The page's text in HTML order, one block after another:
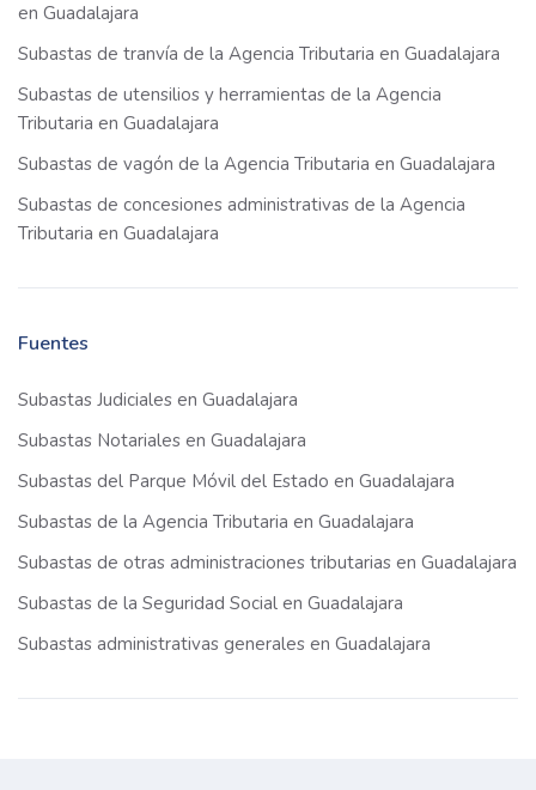
en Guadalajara
Subastas de tranvía de la Agencia Tributaria en Guadalajara
Subastas de utensilios y herramientas de la Agencia
Tributaria en Guadalajara
Subastas de vagón de la Agencia Tributaria en Guadalajara
Subastas de concesiones administrativas de la Agencia
Tributaria en Guadalajara
Fuentes
Subastas Judiciales en Guadalajara
Subastas Notariales en Guadalajara
Subastas del Parque Móvil del Estado en Guadalajara
Subastas de la Agencia Tributaria en Guadalajara
Subastas de otras administraciones tributarias en Guadalajara
Subastas de la Seguridad Social en Guadalajara
Subastas administrativas generales en Guadalajara